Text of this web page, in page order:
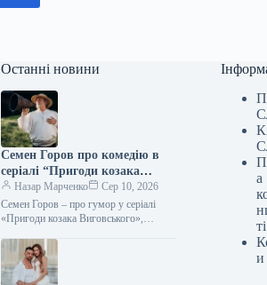
Останні новини
Семен Горов про комедію в
серіалі “Пригоди козака
Виговського”, інтелектуальну
ВІА Гру та подальшу кар’єру
Jerry Heil
Назар Марченко
Сер 10, 2026
Семен Горов – про гумор у серіалі
«Пригоди козака Виговського»,
Heil Фото: 2+2 Підпишіться…
а
ті
и